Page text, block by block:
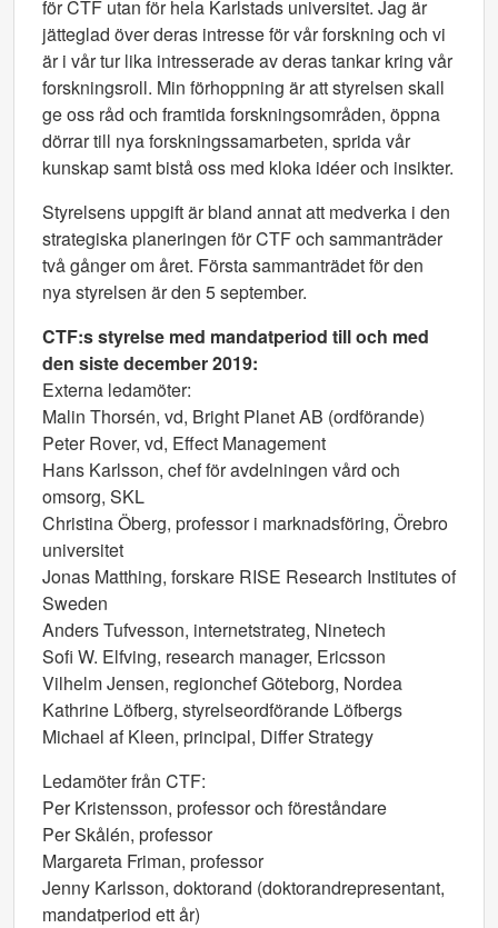
för CTF utan för hela Karlstads universitet. Jag är
jätteglad över deras intresse för vår forskning och vi
är i vår tur lika intresserade av deras tankar kring vår
forskningsroll. Min förhoppning är att styrelsen skall
ge oss råd och framtida forskningsområden, öppna
dörrar till nya forskningssamarbeten, sprida vår
kunskap samt bistå oss med kloka idéer och insikter.
Styrelsens uppgift är bland annat att medverka i den
strategiska planeringen för CTF och sammanträder
två gånger om året. Första sammanträdet för den
nya styrelsen är den 5 september.
CTF:s styrelse med mandatperiod till och med
den siste december 2019:
Externa ledamöter:
Malin Thorsén, vd, Bright Planet AB (ordförande)
Peter Rover, vd, Effect Management
Hans Karlsson, chef för avdelningen vård och
omsorg, SKL
Christina Öberg, professor i marknadsföring, Örebro
universitet
Jonas Matthing, forskare RISE Research Institutes of
Sweden
Anders Tufvesson, internetstrateg, Ninetech
Sofi W. Elfving, research manager, Ericsson
Vilhelm Jensen, regionchef Göteborg, Nordea
Kathrine Löfberg, styrelseordförande Löfbergs
Michael af Kleen, principal, Differ Strategy
Ledamöter från CTF:
Per Kristensson, professor och föreståndare
Per Skålén, professor
Margareta Friman, professor
Jenny Karlsson, doktorand (doktorandrepresentant,
mandatperiod ett år)